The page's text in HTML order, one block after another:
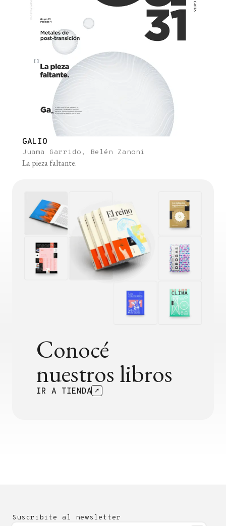
GALIO
Juama Garrido, Belén Zanoni
La pieza faltante.
Conocé
nuestros libros
IR A TIENDA
Suscribite al newsletter